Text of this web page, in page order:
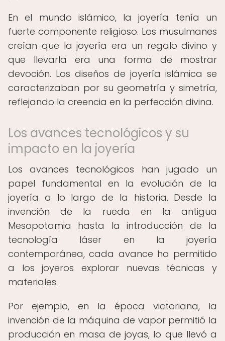
En el mundo islámico, la joyería tenía un
fuerte componente religioso. Los musulmanes
creían que la joyería era un regalo divino y
que llevarla era una forma de mostrar
devoción. Los diseños de joyería islámica se
caracterizaban por su geometría y simetría,
reflejando la creencia en la perfección divina.
Los avances tecnológicos y su
impacto en la joyería
Los avances tecnológicos han jugado un
papel fundamental en la evolución de la
joyería a lo largo de la historia. Desde la
invención de la rueda en la antigua
Mesopotamia hasta la introducción de la
tecnología láser en la joyería
contemporánea, cada avance ha permitido
a los joyeros explorar nuevas técnicas y
materiales.
Por ejemplo, en la época victoriana, la
invención de la máquina de vapor permitió la
producción en masa de joyas, lo que llevó a